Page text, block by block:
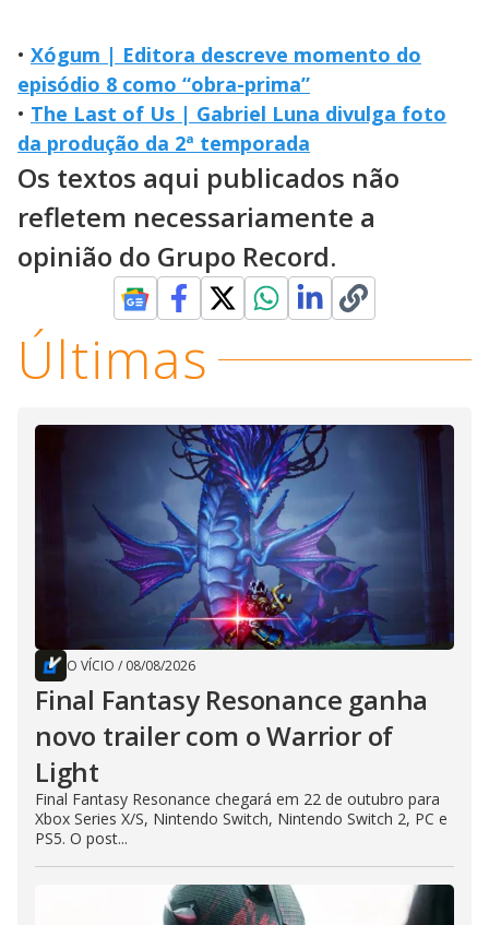
• Xógum | Editora descreve momento do
episódio 8 como “obra-prima”
• The Last of Us | Gabriel Luna divulga foto
da produção da 2ª temporada
Os textos aqui publicados não
refletem necessariamente a
opinião do Grupo Record.
Últimas
O VÍCIO / 08/08/2026
Final Fantasy Resonance ganha
novo trailer com o Warrior of
Light
Final Fantasy Resonance chegará em 22 de outubro para
Xbox Series X/S, Nintendo Switch, Nintendo Switch 2, PC e
PS5. O post...